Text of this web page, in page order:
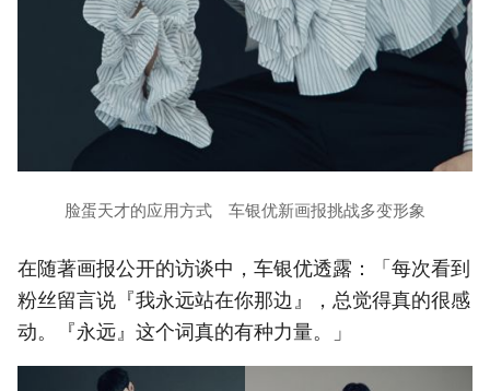
脸蛋天才的应用方式 车银优新画报挑战多变形象
在随著画报公开的访谈中，车银优透露：「每次看到
粉丝留言说『我永远站在你那边』，总觉得真的很感
动。『永远』这个词真的有种力量。」